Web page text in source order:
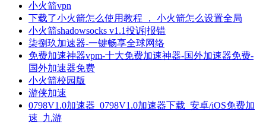
小火箭vpn
下载了小火箭怎么使用教程 ， 小火箭怎么设置全局
小火箭shadowsocks v1.1投诉|报错
柒捌玖加速器-一键畅享全球网络
免费加速神器vpm-十大免费加速神器-国外加速器免费-
国外加速器免费
小火箭校园版
游侠加速
0798V1.0加速器_0798V1.0加速器下载_安卓/iOS免费加
速_九游